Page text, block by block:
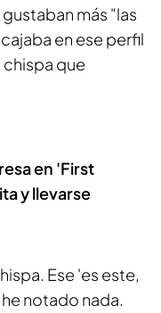
más "las
en ese perfil
chispa que
en 'First
y llevarse
Ese 'es este,
notado nada.